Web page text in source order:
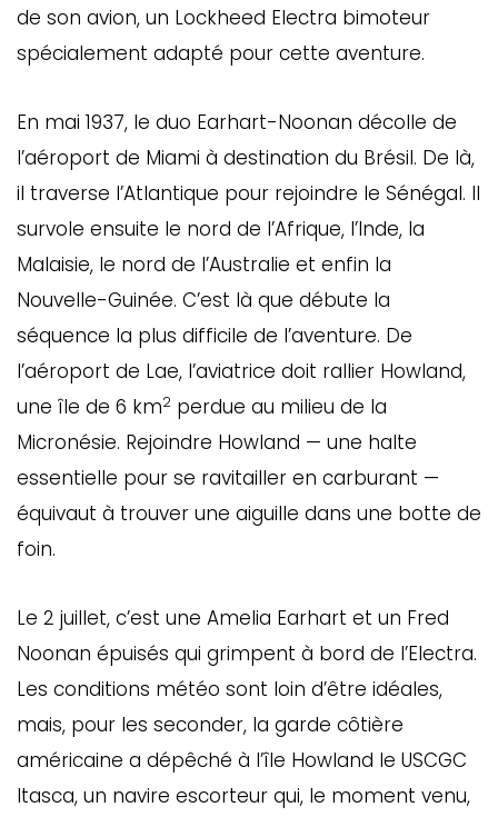
de son avion, un Lockheed Electra bimoteur
spécialement adapté pour cette aventure.
En mai 1937, le duo Earhart-Noonan décolle de
l’aéroport de Miami à destination du Brésil. De là,
il traverse l’Atlantique pour rejoindre le Sénégal. Il
survole ensuite le nord de l’Afrique, l’Inde, la
Malaisie, le nord de l’Australie et enfin la
Nouvelle-Guinée. C’est là que débute la
séquence la plus difficile de l’aventure. De
l’aéroport de Lae, l’aviatrice doit rallier Howland,
une île de 6 km2 perdue au milieu de la
Micronésie. Rejoindre Howland — une halte
essentielle pour se ravitailler en carburant —
équivaut à trouver une aiguille dans une botte de
foin.
Le 2 juillet, c’est une Amelia Earhart et un Fred
Noonan épuisés qui grimpent à bord de l’Electra.
Les conditions météo sont loin d’être idéales,
mais, pour les seconder, la garde côtière
américaine a dépêché à l’île Howland le USCGC
Itasca, un navire escorteur qui, le moment venu,